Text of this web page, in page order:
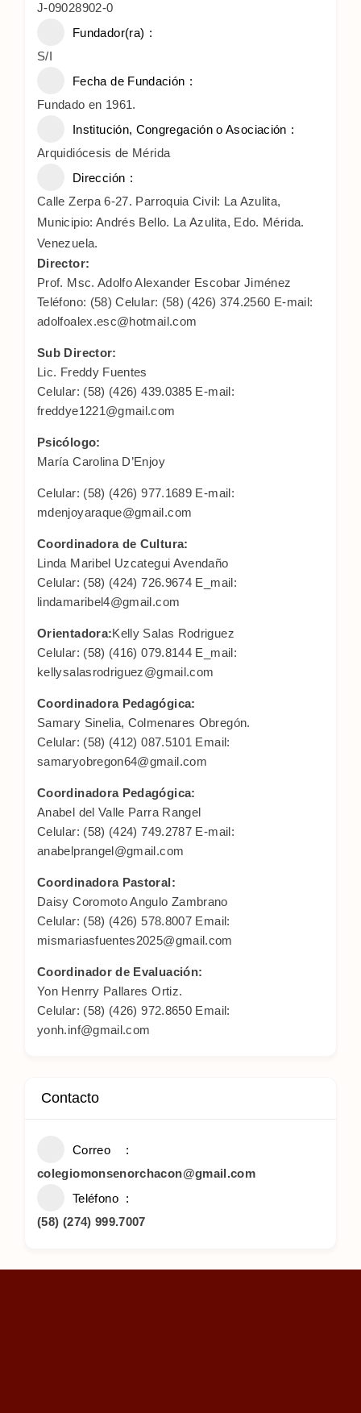
J-09028902-0
Fundador(ra)
S/I
Fecha de Fundación
Fundado en 1961.
Institución, Congregación o Asociación
Arquidiócesis de Mérida
Dirección
Calle Zerpa 6-27. Parroquia Civil: La Azulita,
Municipio: Andrés Bello. La Azulita, Edo. Mérida.
Venezuela.
Director:
Prof. Msc. Adolfo Alexander Escobar Jiménez
Teléfono: (58) Celular: (58) (426) 374.2560 E-mail:
adolfoalex.esc@hotmail.com
Sub Director:
Lic. Freddy Fuentes
Celular: (58) (426) 439.0385 E-mail:
freddye1221@gmail.com
Psicólogo:
María Carolina D’Enjoy
Celular: (58) (426) 977.1689 E-mail:
mdenjoyaraque@gmail.com
Coordinadora de Cultura:
Linda Maribel Uzcategui Avendaño
Celular: (58) (424) 726.9674 E_mail:
lindamaribel4@gmail.com
Orientadora:Kelly Salas Rodriguez
Celular: (58) (416) 079.8144 E_mail:
kellysalasrodriguez@gmail.com
Coordinadora Pedagógica:
Samary Sinelia, Colmenares Obregón.
Celular: (58) (412) 087.5101 Email:
samaryobregon64@gmail.com
Coordinadora Pedagógica:
Anabel del Valle Parra Rangel
Celular: (58) (424) 749.2787 E-mail:
anabelprangel@gmail.com
Coordinadora Pastoral:
Daisy Coromoto Angulo Zambrano
Celular: (58) (426) 578.8007 Email:
mismariasfuentes2025@gmail.com
Coordinador de Evaluación:
Yon Henrry Pallares Ortiz.
Celular: (58) (426) 972.8650 Email:
yonh.inf@gmail.com
Contacto
Correo
colegiomonsenorchacon@gmail.com
Teléfono
(58) (274) 999.7007